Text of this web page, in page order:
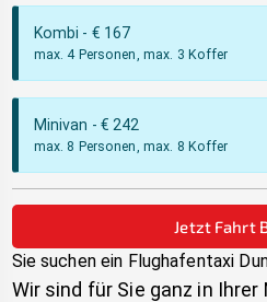
Kombi - € 167
max. 4 Personen, max. 3 Koffer
Minivan - € 242
max. 8 Personen, max. 8 Koffer
Jetzt Fahrt
Sie suchen ein Flughafentaxi
Wir sind für Sie ganz in Ihrer